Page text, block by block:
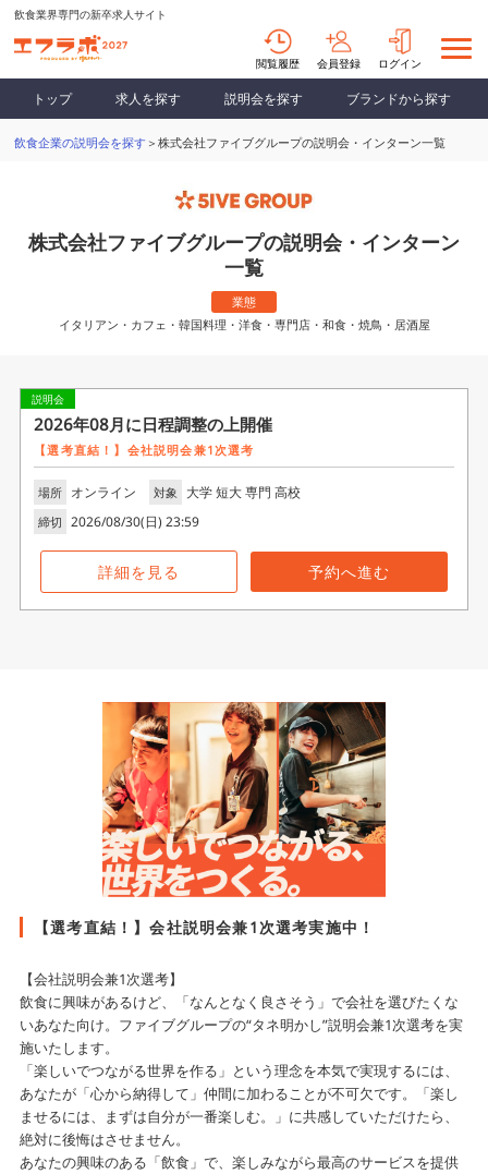
飲食業界専門の新卒求人サイト
閲覧履歴 会員登録 ログイン
トップ 求人を探す 説明会を探す ブランドから探す
飲食企業の説明会を探す ＞株式会社ファイブグループの説明会・インターン一覧
株式会社ファイブグループの説明会・インターン
一覧
業態
イタリアン・カフェ・韓国料理・洋食・専門店・和食・焼鳥・居酒屋
説明会
2026年08月に日程調整の上開催
【選考直結！】会社説明会兼1次選考
場所 オンライン 対象 大学 短大 専門 高校
締切 2026/08/30(日) 23:59
予約へ進む
詳細を見る
【選考直結！】会社説明会兼1次選考実施中！
【会社説明会兼1次選考】
飲食に興味があるけど、「なんとなく良さそう」で会社を選びたくな
いあなた向け。ファイブグループの“タネ明かし”説明会兼1次選考を実
施いたします。
「楽しいでつながる世界を作る」という理念を本気で実現するには、
あなたが「心から納得して」仲間に加わることが不可欠です。「楽し
ませるには、まずは自分が一番楽しむ。」に共感していただけたら、
絶対に後悔はさせません。
あなたの興味のある「飲食」で、楽しみながら最高のサービスを提供